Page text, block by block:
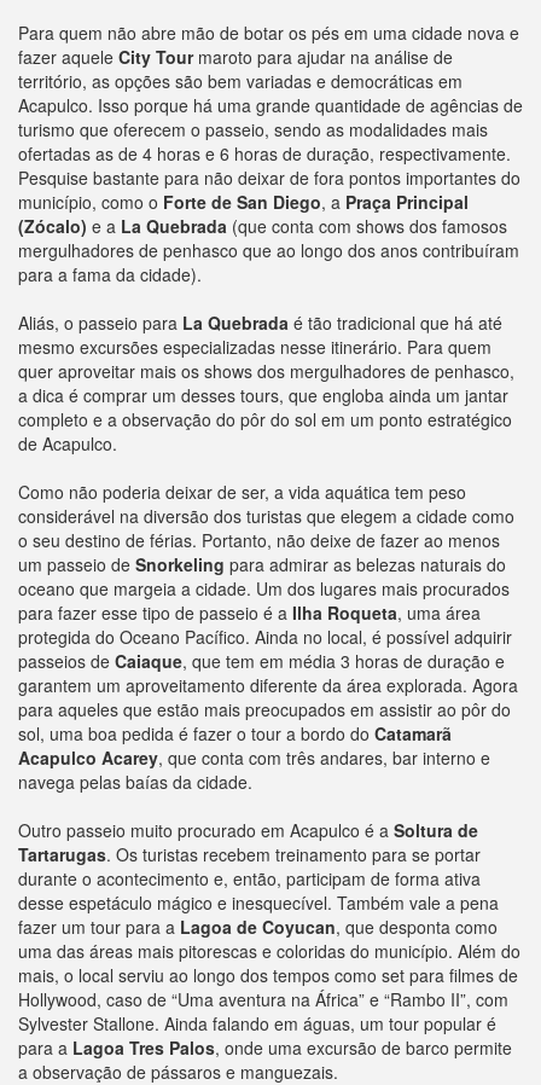
Para quem não abre mão de botar os pés em uma cidade nova e
fazer aquele City Tourmaroto para ajudar na análise de
território, as opções são bem variadas e democráticas em
Acapulco. Isso porque há uma grande quantidade de agências de
turismo que oferecem o passeio, sendo as modalidades mais
ofertadas as de 4 horas e 6 horas de duração, respectivamente.
Pesquise bastante para não deixar de fora pontos importantes do
município, como o Forte de San Diego, a Praça Principal
(Zócalo) e a La Quebrada (que conta com shows dos famosos
mergulhadores de penhasco que ao longo dos anos contribuíram
para a fama da cidade).
Aliás, o passeio para La Quebrada é tão tradicional que há até
mesmo excursões especializadas nesse itinerário. Para quem
quer aproveitar mais os shows dos mergulhadores de penhasco,
a dica é comprar um desses tours, que engloba ainda um jantar
completo e a observação do pôr do sol em um ponto estratégico
de Acapulco.
Como não poderia deixar de ser, a vida aquática tem peso
considerável na diversão dos turistas que elegem a cidade como
o seu destino de férias. Portanto, não deixe de fazer ao menos
um passeio de Snorkeling para admirar as belezas naturais do
oceano que margeia a cidade. Um dos lugares mais procurados
para fazer esse tipo de passeio é a Ilha Roqueta, uma área
protegida do Oceano Pacífico. Ainda no local, é possível adquirir
passeios de Caiaque, que tem em média 3 horas de duração e
garantem um aproveitamento diferente da área explorada. Agora
para aqueles que estão mais preocupados em assistir ao pôr do
sol, uma boa pedida é fazer o tour a bordo do Catamarã
Acapulco Acarey, que conta com três andares, bar interno e
navega pelas baías da cidade.
Outro passeio muito procurado em Acapulco é a Soltura de
Tartarugas. Os turistas recebem treinamento para se portar
durante o acontecimento e, então, participam de forma ativa
desse espetáculo mágico e inesquecível. Também vale a pena
fazer um tour para a Lagoa de Coyucan, que desponta como
uma das áreas mais pitorescas e coloridas do município. Além do
mais, o local serviu ao longo dos tempos como set para filmes de
Hollywood, caso de “Uma aventura na África” e “Rambo II”, com
Sylvester Stallone. Ainda falando em águas, um tour popular é
para a Lagoa Tres Palos, onde uma excursão de barco permite
a observação de pássaros e manguezais.